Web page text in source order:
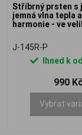
Stříbrný prsten s
jemná vlna tepla
harmonie - ve
J-145R-P
Ihned k
990
Vybrat